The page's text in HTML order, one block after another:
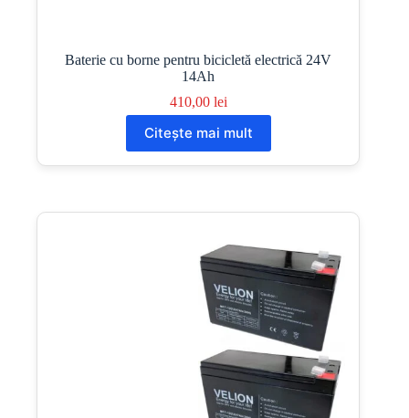
Baterie cu borne pentru bicicletă electrică 24V
14Ah
410,00 lei
Citește mai mult